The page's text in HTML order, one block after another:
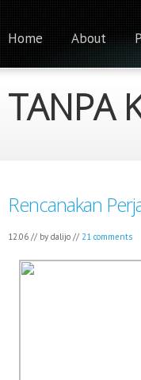
TANPA
Home About
Rencanakan
12.06 // by dalijo // 21 comments